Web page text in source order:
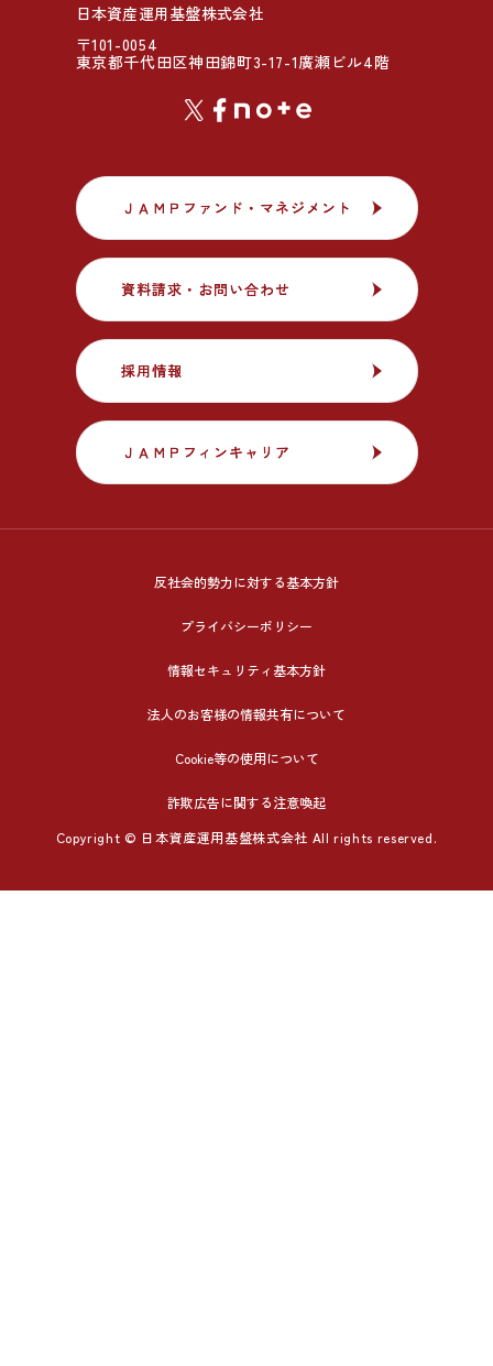
日本資産運用基盤株式会社
〒101-0054
東京都千代田区神田錦町3-17-1廣瀬ビル4階
ＪＡＭＰファンド・マネジメント
ＪＡＭＰファンド・マネジメント
資料請求・お問い合わせ
資料請求・お問い合わせ
採用情報
採用情報
ＪＡＭＰフィンキャリア
ＪＡＭＰフィンキャリア
反社会的勢力に対する基本方針
プライバシーポリシー
情報セキュリティ基本方針
法人のお客様の情報共有について
Cookie等の使用について
詐欺広告に関する注意喚起
Copyright © 日本資産運用基盤株式会社 All rights reserved.